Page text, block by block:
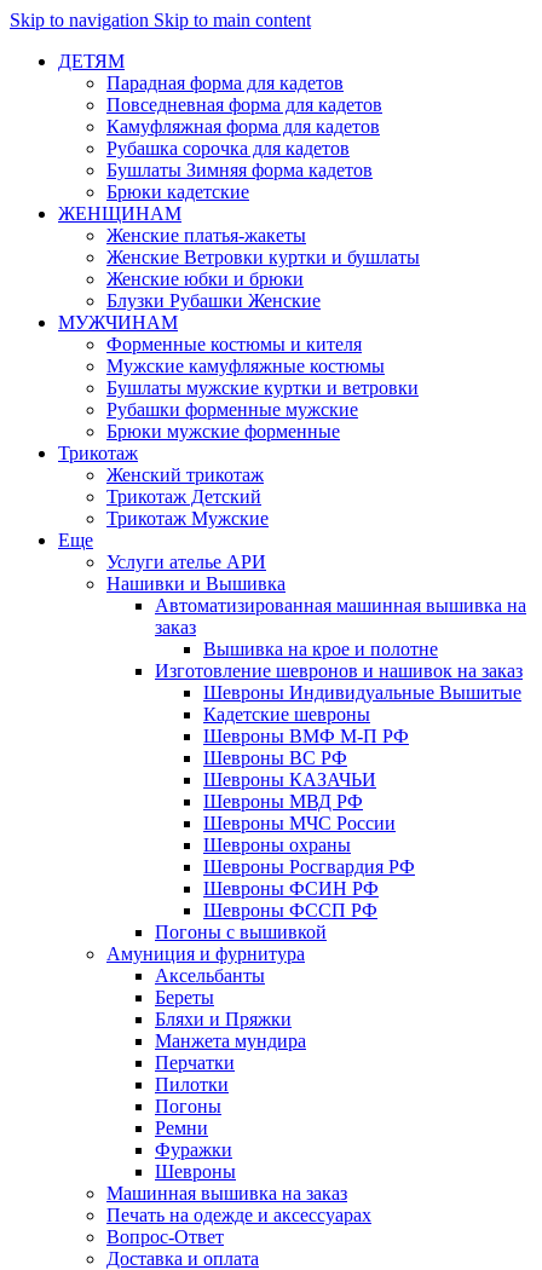
Skip to navigation Skip to main content
ДЕТЯМ
Парадная форма для кадетов
Повседневная форма для кадетов
Камуфляжная форма для кадетов
Рубашка сорочка для кадетов
Бушлаты Зимняя форма кадетов
Брюки кадетские
ЖЕНЩИНАМ
Женские платья-жакеты
Женские Ветровки куртки и бушлаты
Женские юбки и брюки
Блузки Рубашки Женские
МУЖЧИНАМ
Форменные костюмы и кителя
Мужские камуфляжные костюмы
Бушлаты мужские куртки и ветровки
Рубашки форменные мужские
Брюки мужские форменные
Трикотаж
Женский трикотаж
Трикотаж Детский
Трикотаж Мужские
Еще
Услуги ателье АРИ
Нашивки и Вышивка
Автоматизированная машинная вышивка на
заказ
Вышивка на крое и полотне
Изготовление шевронов и нашивок на заказ
Шевроны Индивидуальные Вышитые
Кадетские шевроны
Шевроны ВМФ М-П РФ
Шевроны ВС РФ
Шевроны КАЗАЧЬИ
Шевроны МВД РФ
Шевроны МЧС России
Шевроны охраны
Шевроны Росгвардия РФ
Шевроны ФСИН РФ
Шевроны ФССП РФ
Погоны с вышивкой
Амуниция и фурнитура
Аксельбанты
Береты
Бляхи и Пряжки
Манжета мундира
Перчатки
Пилотки
Погоны
Ремни
Фуражки
Шевроны
Машинная вышивка на заказ
Печать на одежде и аксессуарах
Вопрос-Ответ
Доставка и оплата